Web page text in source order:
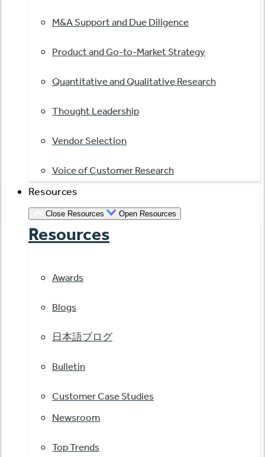
M&A Support and Due Diligence
Product and Go-to-Market Strategy
Quantitative and Qualitative Research
Thought Leadership
Vendor Selection
Voice of Customer Research
Resources
Close Resources Open Resources
Resources
Awards
Blogs
日本語ブログ
Bulletin
Customer Case Studies
Newsroom
Top Trends